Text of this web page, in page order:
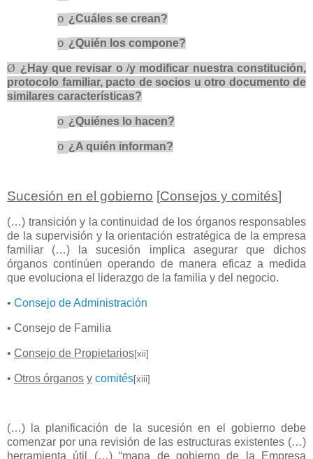
o ¿Cuáles se crean?
o ¿Quién los compone?
Ø ¿Hay que revisar o/y modificar nuestra constitución,
protocolo familiar, pacto de socios u otro documento de
similares características?
o ¿Quiénes lo hacen?
o ¿A quién informan?
Sucesión en el gobierno [Consejos y comités]
(…) transición y la continuidad de los órganos responsables
de la supervisión y la orientación estratégica de la empresa
familiar (…) la sucesión implica asegurar que dichos
órganos continúen operando de manera eficaz a medida
que evoluciona el liderazgo de la familia y del negocio.
• Consejo de Administración
• Consejo de Familia
• Consejo de Propietarios[xii]
• Otros órganos y comités[xiii]
(…) la planificación de la sucesión en el gobierno debe
comenzar por una revisión de las estructuras existentes (…)
herramienta útil (…) “mapa de gobierno de la Empresa